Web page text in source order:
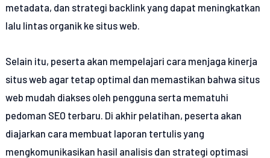
metadata, dan strategi backlink yang dapat meningkatkan
lalu lintas organik ke situs web.
Selain itu, peserta akan mempelajari cara menjaga kinerja
situs web agar tetap optimal dan memastikan bahwa situs
web mudah diakses oleh pengguna serta mematuhi
pedoman SEO terbaru. Di akhir pelatihan, peserta akan
diajarkan cara membuat laporan tertulis yang
mengkomunikasikan hasil analisis dan strategi optimasi